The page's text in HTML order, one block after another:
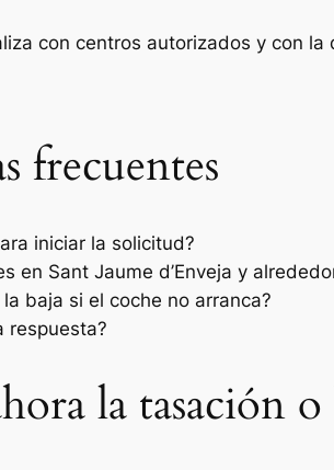
con centros autorizados y con
frecuentes
iniciar la solicitud?
en Sant Jaume d’Enveja y
baja si el coche no arranca?
respuesta?
la tasación